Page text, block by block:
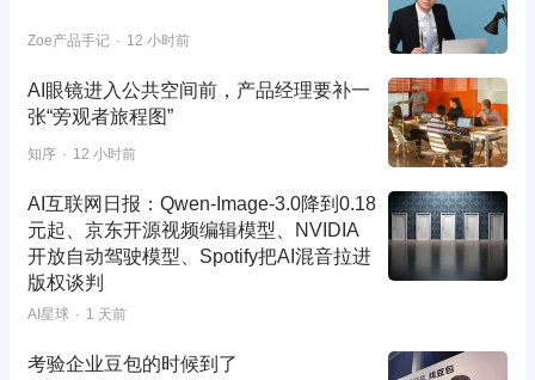
Zoe产品手记 12 小时前
AI眼镜进入公共空间前，产品经理要补一
张“旁观者旅程图”
知序 12 小时前
AI互联网日报：Qwen-Image-3.0降到0.18
元起、京东开源视频编辑模型、NVIDIA
开放自动驾驶模型、Spotify把AI混音拉进
版权谈判
AI星球 1 天前
考验企业豆包的时候到了